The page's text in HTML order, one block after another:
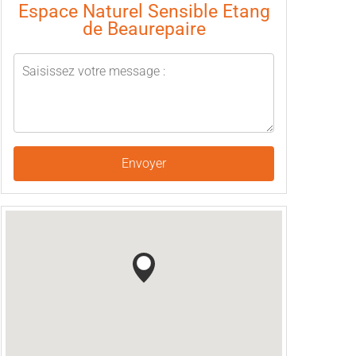
Espace Naturel Sensible Etang
de Beaurepaire
Envoyer